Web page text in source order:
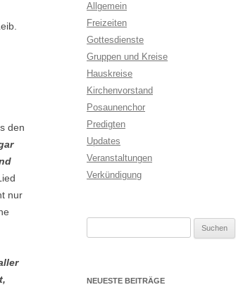
den
nur
Allgemein
Freizeiten
Gottesdienste
Gruppen und Kreise
Hauskreise
Kirchenvorstand
Posaunenchor
Predigten
Updates
Veranstaltungen
Verkündigung
NEUESTE BEITRÄGE